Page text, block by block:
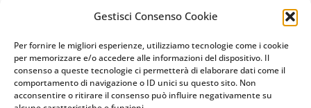
Gestisci Consenso Cookie
Per fornire le migliori esperienze, utilizziamo tecnologie come i cookie
per memorizzare e/o accedere alle informazioni del dispositivo. Il
consenso a queste tecnologie ci permetterà di elaborare dati come il
comportamento di navigazione o ID unici su questo sito. Non
acconsentire o ritirare il consenso può influire negativamente su
chiavicodificate@gmail.com
Privacy Policy